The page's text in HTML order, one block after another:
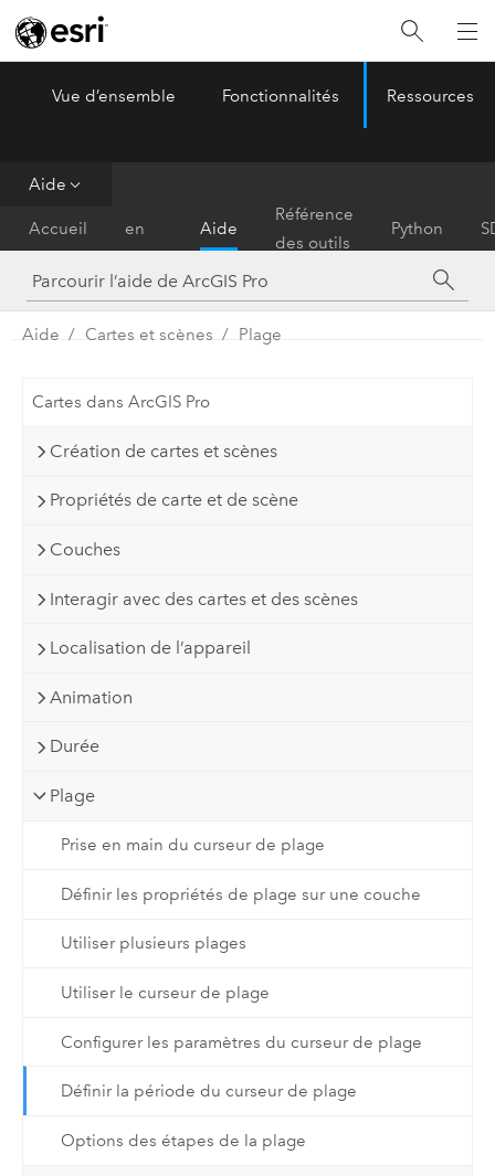
ArcGIS Pro
Vue d’ensemble Fonctionnalités Ressources
Aide
Accueil
en
main
Aide
Référence
des outils
Python
Aide Cartes et scènes Plage
Cartes dans ArcGIS Pro
Création de cartes et scènes
Propriétés de carte et de scène
Couches
Interagir avec des cartes et des scènes
Localisation de l’appareil
Animation
Durée
Plage
Prise en main du curseur de plage
Définir les propriétés de plage sur une couche
Utiliser plusieurs plages
Utiliser le curseur de plage
Configurer les paramètres du curseur de plage
Définir la période du curseur de plage
Options des étapes de la plage